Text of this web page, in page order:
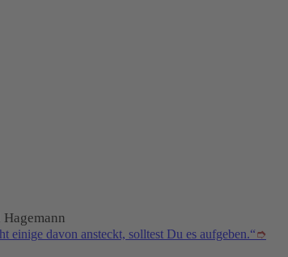
einige davon ansteckt, solltest Du es aufgeben.“➮